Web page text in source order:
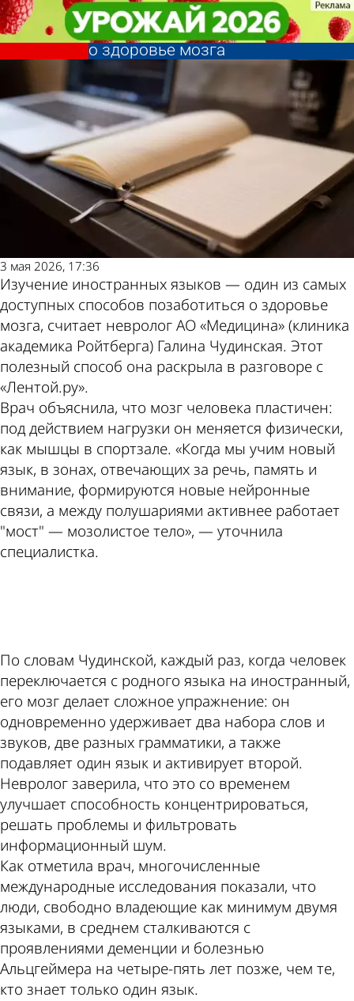
Невролог раскрыла самый
доступный способ позаботиться
о здоровье мозга
В стране и
мире
3 мая 2026, 17:36
Изучение иностранных языков — один из самых
доступных способов позаботиться о здоровье
мозга, считает невролог АО «Медицина» (клиника
академика Ройтберга) Галина Чудинская. Этот
полезный способ она раскрыла в разговоре с
«Лентой.ру».
Врач объяснила, что мозг человека пластичен:
под действием нагрузки он меняется физически,
как мышцы в спортзале. «Когда мы учим новый
язык, в зонах, отвечающих за речь, память и
внимание, формируются новые нейронные
связи, а между полушариями активнее работает
"мост" — мозолистое тело», — уточнила
специалистка.
По словам Чудинской, каждый раз, когда человек
переключается с родного языка на иностранный,
его мозг делает сложное упражнение: он
одновременно удерживает два набора слов и
звуков, две разных грамматики, а также
подавляет один язык и активирует второй.
Невролог заверила, что это со временем
улучшает способность концентрироваться,
решать проблемы и фильтровать
информационный шум.
Как отметила врач, многочисленные
международные исследования показали, что
люди, свободно владеющие как минимум двумя
языками, в среднем сталкиваются с
проявлениями деменции и болезнью
Альцгеймера на четыре-пять лет позже, чем те,
кто знает только один язык.
Невролог раскрыла самый
доступный способ позаботиться
о здоровье мозга
В стране и
мире
Другие новости
по теме
Погода и курсы
валют в Пензе